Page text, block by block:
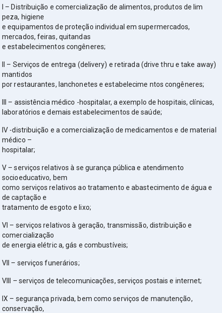
I – Distribuição e comercialização de alimentos, produtos de lim
peza, higiene
e equipamentos de proteção individual em supermercados,
mercados, feiras, quitandas
e estabelecimentos congêneres;
II – Serviços de entrega (delivery) e retirada (drive thru e take away)
mantidos
por restaurantes, lanchonetes e estabelecime ntos congêneres;
III – assistência médico -hospitalar, a exemplo de hospitais, clínicas,
laboratórios e demais estabelecimentos de saúde;
IV -distribuição e a comercialização de medicamentos e de material
médico –
hospitalar;
V – serviços relativos à se gurança pública e atendimento
socioeducativo, bem
como serviços relativos ao tratamento e abastecimento de água e
de captação e
tratamento de esgoto e lixo;
VI – serviços relativos à geração, transmissão, distribuição e
comercialização
de energia elétric a, gás e combustíveis;
VII – serviços funerários;
VIII – serviços de telecomunicações, serviços postais e internet;
IX – segurança privada, bem como serviços de manutenção,
conservação,